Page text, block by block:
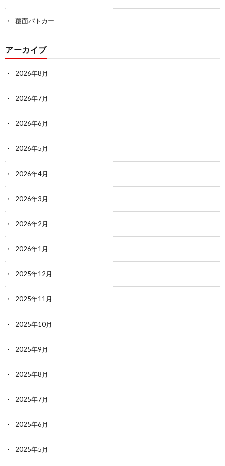
覆面パトカー
アーカイブ
2026年8月
2026年7月
2026年6月
2026年5月
2026年4月
2026年3月
2026年2月
2026年1月
2025年12月
2025年11月
2025年10月
2025年9月
2025年8月
2025年7月
2025年6月
2025年5月